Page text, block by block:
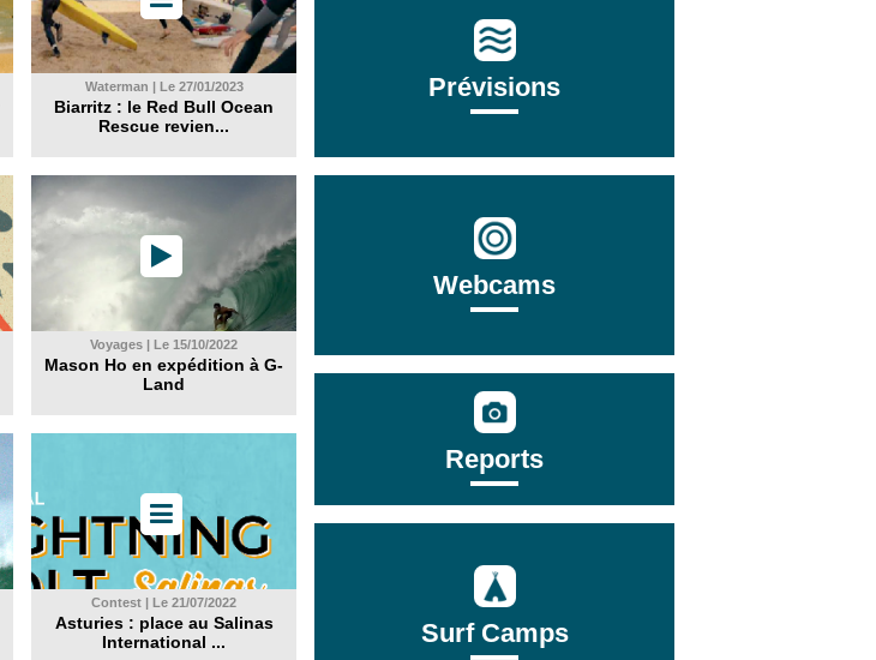
Waterman | Le 27/01/2023
Biarritz : le Red Bull Ocean
Rescue revien...
Voyages | Le 15/10/2022
Mason Ho en expédition à G-
Land
Contest | Le 21/07/2022
Asturies : place au Salinas
International ...
Prévisions
Webcams
Reports
Surf Camps